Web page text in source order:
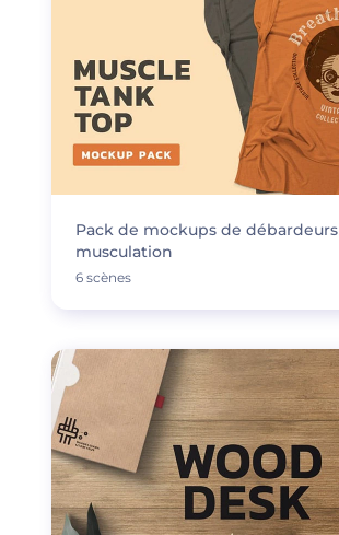
Pack de mockups de débardeurs
musculation
6 scènes